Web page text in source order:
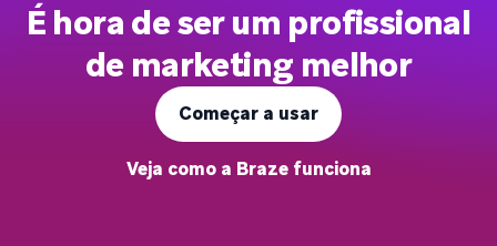
É hora de ser um profissional
de marketing melhor
Começar a usar
Veja como a Braze funciona